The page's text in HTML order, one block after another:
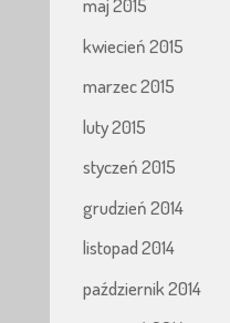
maj 2015
kwiecień 2015
marzec 2015
luty 2015
styczeń 2015
grudzień 2014
listopad 2014
październik 2014